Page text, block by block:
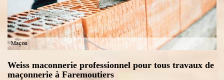
Weiss maconnerie professionnel pour tous travaux de
maçonnerie à Faremoutiers